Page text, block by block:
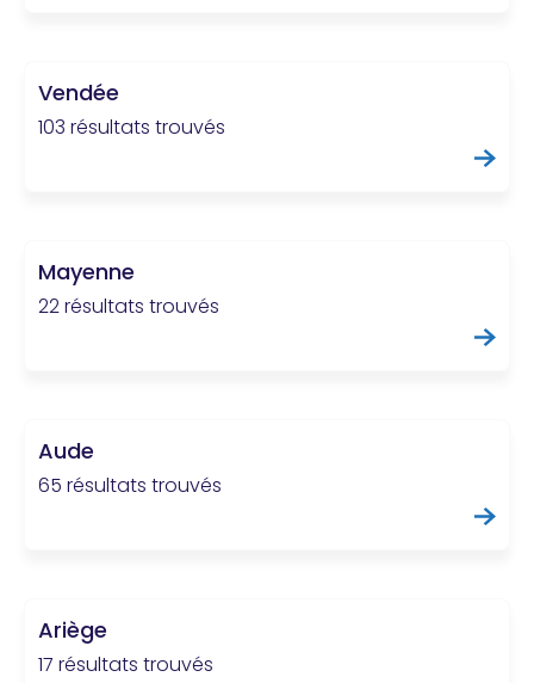
Vendée
103 résultats trouvés
Mayenne
22 résultats trouvés
Aude
65 résultats trouvés
Ariège
17 résultats trouvés